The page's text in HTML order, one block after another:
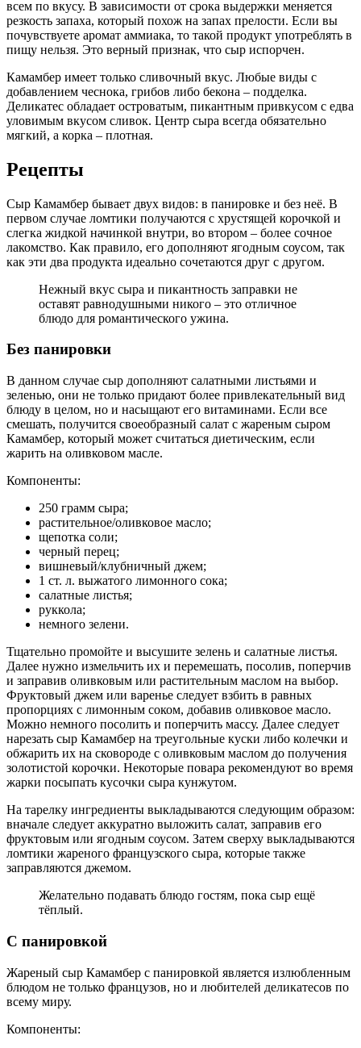
всем по вкусу. В зависимости от срока выдержки меняется
резкость запаха, который похож на запах прелости. Если вы
почувствуете аромат аммиака, то такой продукт употреблять в
пищу нельзя. Это верный признак, что сыр испорчен.
Камамбер имеет только сливочный вкус. Любые виды с
добавлением чеснока, грибов либо бекона – подделка.
Деликатес обладает островатым, пикантным привкусом с едва
уловимым вкусом сливок. Центр сыра всегда обязательно
мягкий, а корка – плотная.
Рецепты
Сыр Камамбер бывает двух видов: в панировке и без неё. В
первом случае ломтики получаются с хрустящей корочкой и
слегка жидкой начинкой внутри, во втором – более сочное
лакомство. Как правило, его дополняют ягодным соусом, так
как эти два продукта идеально сочетаются друг с другом.
Нежный вкус сыра и пикантность заправки не
оставят равнодушными никого – это отличное
блюдо для романтического ужина.
Без панировки
В данном случае сыр дополняют салатными листьями и
зеленью, они не только придают более привлекательный вид
блюду в целом, но и насыщают его витаминами. Если все
смешать, получится своеобразный салат с жареным сыром
Камамбер, который может считаться диетическим, если
жарить на оливковом масле.
Компоненты:
250 грамм сыра;
растительное/оливковое масло;
щепотка соли;
черный перец;
вишневый/клубничный джем;
1 ст. л. выжатого лимонного сока;
салатные листья;
руккола;
немного зелени.
Тщательно промойте и высушите зелень и салатные листья.
Далее нужно измельчить их и перемешать, посолив, поперчив
и заправив оливковым или растительным маслом на выбор.
Фруктовый джем или варенье следует взбить в равных
пропорциях с лимонным соком, добавив оливковое масло.
Можно немного посолить и поперчить массу. Далее следует
нарезать сыр Камамбер на треугольные куски либо колечки и
обжарить их на сковороде с оливковым маслом до получения
золотистой корочки. Некоторые повара рекомендуют во время
жарки посыпать кусочки сыра кунжутом.
На тарелку ингредиенты выкладываются следующим образом:
вначале следует аккуратно выложить салат, заправив его
фруктовым или ягодным соусом. Затем сверху выкладываются
ломтики жареного французского сыра, которые также
заправляются джемом.
Желательно подавать блюдо гостям, пока сыр ещё
тёплый.
С панировкой
Жареный сыр Камамбер с панировкой является излюбленным
блюдом не только французов, но и любителей деликатесов по
всему миру.
Компоненты: